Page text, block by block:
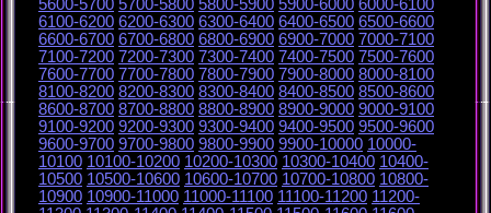
5600-5700 5700-5800 5800-5900 5900-6000 6000-6100
6100-6200 6200-6300 6300-6400 6400-6500 6500-6600
6600-6700 6700-6800 6800-6900 6900-7000 7000-7100
7100-7200 7200-7300 7300-7400 7400-7500 7500-7600
7600-7700 7700-7800 7800-7900 7900-8000 8000-8100
8100-8200 8200-8300 8300-8400 8400-8500 8500-8600
8600-8700 8700-8800 8800-8900 8900-9000 9000-9100
9100-9200 9200-9300 9300-9400 9400-9500 9500-9600
9600-9700 9700-9800 9800-9900 9900-10000 10000-
10100 10100-10200 10200-10300 10300-10400 10400-
10500 10500-10600 10600-10700 10700-10800 10800-
10900 10900-11000 11000-11100 11100-11200 11200-